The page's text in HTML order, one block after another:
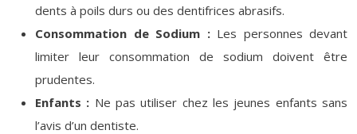
dents à poils durs ou des dentifrices abrasifs.
Consommation de Sodium : Les personnes devant
limiter leur consommation de sodium doivent être
prudentes.
Enfants : Ne pas utiliser chez les jeunes enfants sans
l’avis d’un dentiste.